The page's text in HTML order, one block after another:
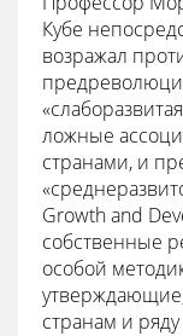
Кубе
возражал
ложные
странами, и
Growth and
собственные
особой
утверждающие,
странам и